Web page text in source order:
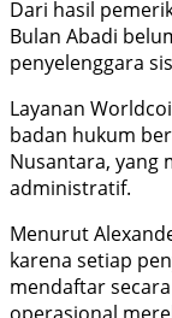
Dari hasil
Bulan Abadi
penyelenggara
Layanan
badan hukum
Nusantara, yang
administratif.
Menurut
karena setiap
mendaftar